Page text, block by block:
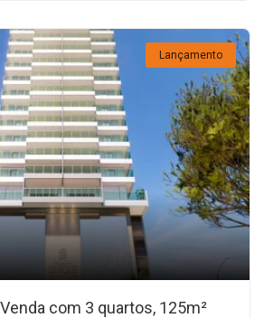
Lançamento
com 3 quartos, 125m²